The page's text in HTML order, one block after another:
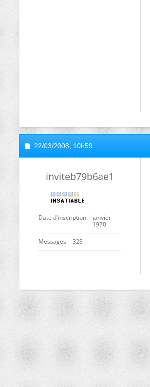
22/03/2008, 10h59
inviteb79b6ae1
Date d'inscription
janvier
1970
Messages 323